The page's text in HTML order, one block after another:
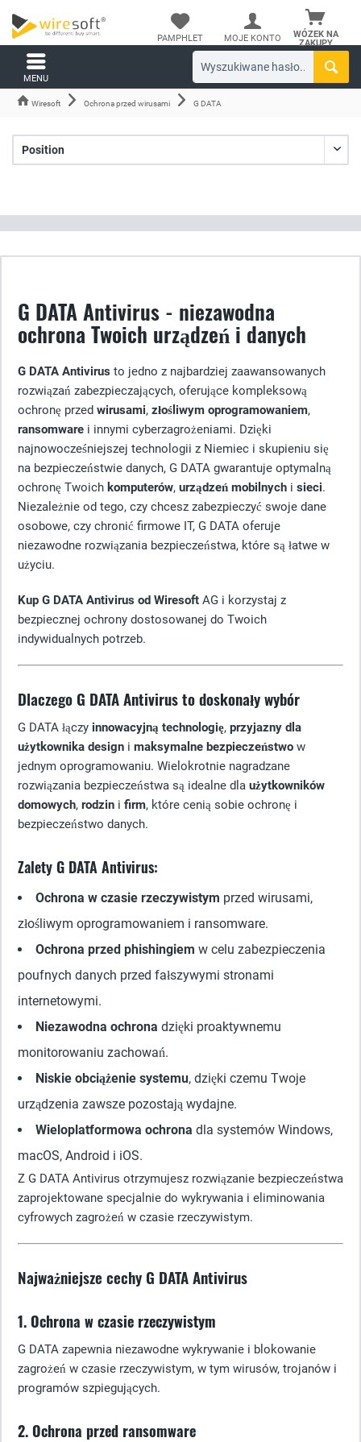
WÓZEK NA
ZAKUPY
PAMPHLET MOJE KONTO
MENU
Wiresoft Ochrona przed wirusami G DATA
G DATA Antivirus - niezawodna
ochrona Twoich urządzeń i danych
G DATA Antivirus to jedno z najbardziej zaawansowanych
rozwiązań zabezpieczających, oferujące kompleksową
ochronę przed wirusami, złośliwym oprogramowaniem,
ransomware i innymi cyberzagrożeniami. Dzięki
najnowocześniejszej technologii z Niemiec i skupieniu się
na bezpieczeństwie danych, G DATA gwarantuje optymalną
ochronę Twoich komputerów, urządzeń mobilnych i sieci.
Niezależnie od tego, czy chcesz zabezpieczyć swoje dane
osobowe, czy chronić firmowe IT, G DATA oferuje
niezawodne rozwiązania bezpieczeństwa, które są łatwe w
użyciu.
Kup G DATA Antivirus od Wiresoft AG i korzystaj z
bezpiecznej ochrony dostosowanej do Twoich
indywidualnych potrzeb.
Dlaczego G DATA Antivirus to doskonały wybór
G DATA łączy innowacyjną technologię, przyjazny dla
użytkownika design i maksymalne bezpieczeństwo w
jednym oprogramowaniu. Wielokrotnie nagradzane
rozwiązania bezpieczeństwa są idealne dla użytkowników
domowych, rodzin i firm, które cenią sobie ochronę i
bezpieczeństwo danych.
Zalety G DATA Antivirus:
Ochrona w czasie rzeczywistym przed wirusami,
złośliwym oprogramowaniem i ransomware.
Ochrona przed phishingiem w celu zabezpieczenia
poufnych danych przed fałszywymi stronami
internetowymi.
Niezawodna ochrona dzięki proaktywnemu
monitorowaniu zachowań.
Niskie obciążenie systemu, dzięki czemu Twoje
urządzenia zawsze pozostają wydajne.
Wieloplatformowa ochrona dla systemów Windows,
macOS, Android i iOS.
Z G DATA Antivirus otrzymujesz rozwiązanie bezpieczeństwa
zaprojektowane specjalnie do wykrywania i eliminowania
cyfrowych zagrożeń w czasie rzeczywistym.
Najważniejsze cechy G DATA Antivirus
1. Ochrona w czasie rzeczywistym
G DATA zapewnia niezawodne wykrywanie i blokowanie
zagrożeń w czasie rzeczywistym, w tym wirusów, trojanów i
programów szpiegujących.
2. Ochrona przed ransomware